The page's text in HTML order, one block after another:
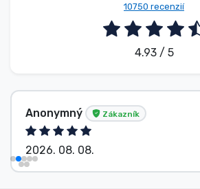
10750 recenzií
4.93 / 5
Anonymný Zákazník
2026. 08. 08.